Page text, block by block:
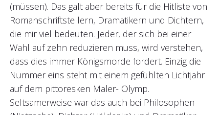
(müssen). Das galt aber bereits für die Hitliste von
Romanschriftstellern, Dramatikern und Dichtern,
die mir viel bedeuten. Jeder, der sich bei einer
Wahl auf zehn reduzieren muss, wird verstehen,
dass dies immer Königsmorde fordert. Einzig die
Nummer eins steht mit einem gefühlten Lichtjahr
auf dem pittoresken Maler- Olymp.
Seltsamerweise war das auch bei Philosophen